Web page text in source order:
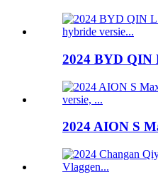
2024 BYD QIN
2024 AION S